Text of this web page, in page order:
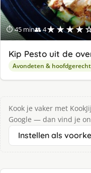
⏱ 45 min👥 4
Kip Pesto uit de
Avondeten &
Kook je vaker met
Google — dan vind je
Instellen als